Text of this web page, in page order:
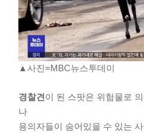
▲사진=MBC뉴스투데이
경찰견 이 된 스팟은 위험물로
나
용의자들이 숨어있을 수 있는